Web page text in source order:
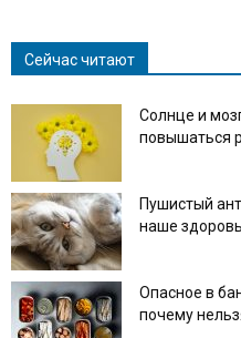
Сейчас читают
Солнце и
повышаться
Пушистый
наше
Опасное в
почему